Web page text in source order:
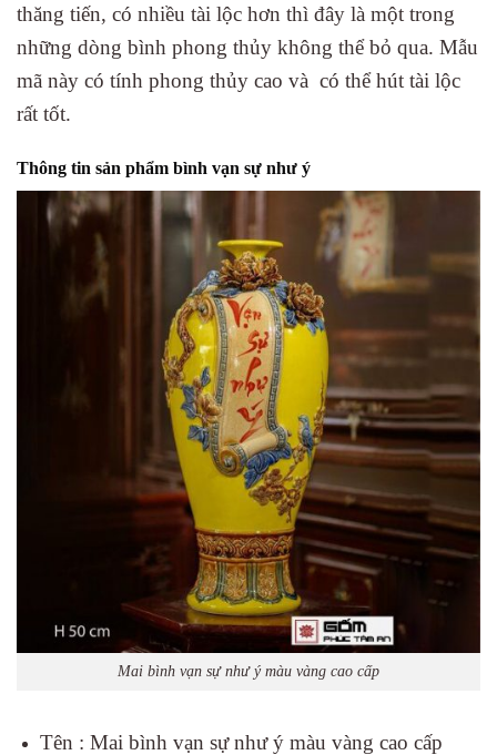
thăng tiến, có nhiều tài lộc hơn thì đây là một trong
những dòng bình phong thủy không thể bỏ qua. Mẫu
mã này có tính phong thủy cao và có thể hút tài lộc
rất tốt.
Thông tin sản phẩm bình vạn sự như ý
Mai bình vạn sự như ý màu vàng cao cấp
Tên : Mai bình vạn sự như ý màu vàng cao cấp